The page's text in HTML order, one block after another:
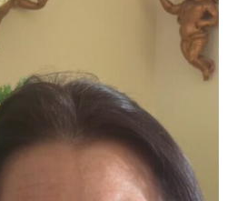
irmã, tia, cunhada, amiga,
nasci, fruto de um Amor
um laurentino, em
vim para a metrópole e
para toda a família, à
outras famílias. Iniciei o
e o ciclo já em Elvas,